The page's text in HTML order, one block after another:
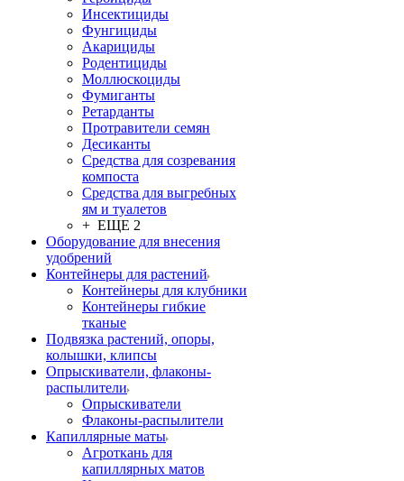
Инсектициды
Фунгициды
Акарициды
Родентициды
Моллюскоциды
Фумиганты
Ретарданты
Протравители семян
Десиканты
Средства для созревания
компоста
Средства для выгребных
ям и туалетов
+ ЕЩЕ 2
Оборудование для внесения
удобрений
Контейнеры для растений
Контейнеры для клубники
Контейнеры гибкие
тканые
Подвязка растений, опоры,
колышки, клипсы
Опрыскиватели, флаконы-
распылители
Опрыскиватели
Флаконы-распылители
Капиллярные маты
Агроткань для
капиллярных матов